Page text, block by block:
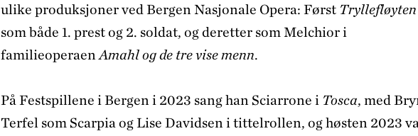
ulike produksjoner ved Bergen Nasjonale Opera: Først Tryllefløyten
som både 1. prest og 2. soldat, og deretter som Melchior i
familieoperaenAmahl og de tre vise menn.
På Festspillene i Bergen i 2023 sang han Sciarrone i Tosca, med
Terfel som Scarpia og Lise Davidsen i tittelrollen, og høsten 2023